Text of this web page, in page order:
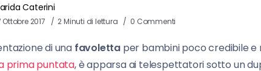
Caterini
Ottobre 2017 2 Minuti di lettura 0 Commenti
di una favoletta per bambini poco credibile e
prima puntata, è apparsa ai telespettatori sotto un